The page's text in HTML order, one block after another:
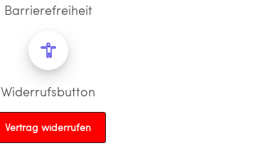
Barrierefreiheit
Widerrufsbutton
Vertrag widerrufen